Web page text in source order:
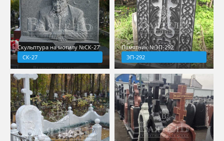
Скульптура на могилу №СК-27
СК-27
Памятник №ЭП-292
ЭП-292